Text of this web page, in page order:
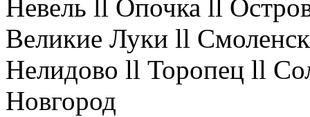
Невель ll Опочка ll
Великие Луки ll
Нелидово ll Торопец ll
Новгород